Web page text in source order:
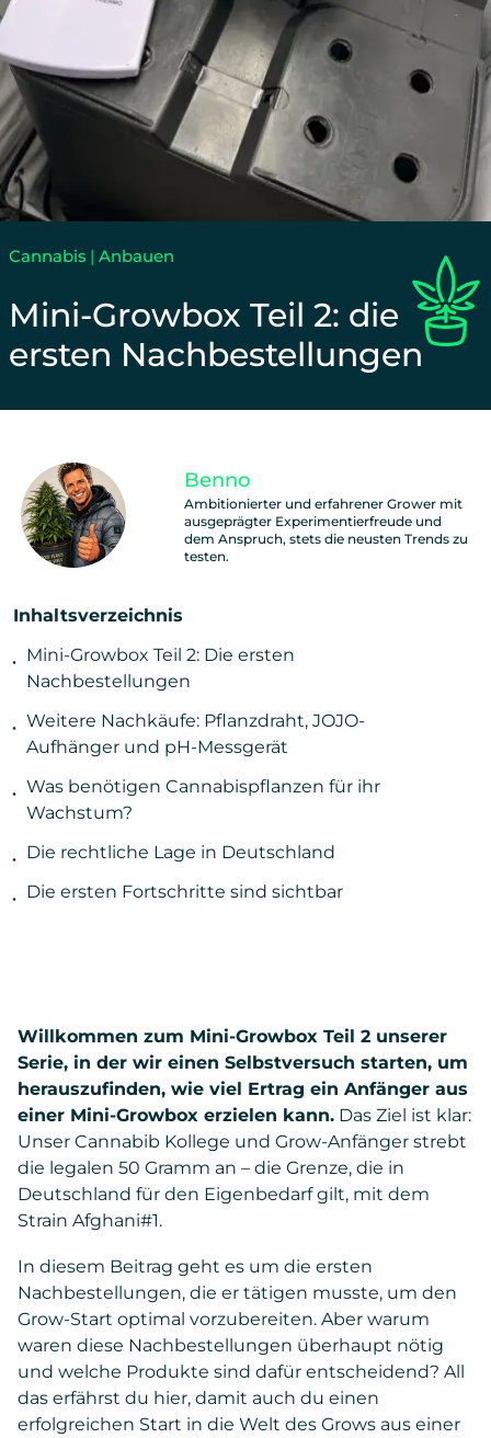
Cannabis | Anbauen
Mini-Growbox Teil 2: die
ersten Nachbestellungen
Inhaltsverzeichnis
Mini-Growbox Teil 2: Die ersten
Nachbestellungen
Weitere Nachkäufe: Pflanzdraht, JOJO-
Aufhänger und pH-Messgerät
Was benötigen Cannabispflanzen für ihr
Wachstum?
Die rechtliche Lage in Deutschland
Die ersten Fortschritte sind sichtbar
Benno
Ambitionierter und erfahrener Grower mit
ausgeprägter Experimentierfreude und
dem Anspruch, stets die neusten Trends zu
testen.
Unterstütze unsere Arbeit und teile diesen Beitrag
Willkommen zum Mini-Growbox Teil 2 unserer
Serie, in der wir einen Selbstversuch starten, um
herauszufinden, wie viel Ertrag ein Anfänger aus
einer Mini-Growbox erzielen kann. Das Ziel ist klar:
Unser Cannabib Kollege und Grow-Anfänger strebt
die legalen 50 Gramm an – die Grenze, die in
Deutschland für den Eigenbedarf gilt, mit dem
Strain Afghani#1.
In diesem Beitrag geht es um die ersten
Nachbestellungen, die er tätigen musste, um den
Grow-Start optimal vorzubereiten. Aber warum
waren diese Nachbestellungen überhaupt nötig
und welche Produkte sind dafür entscheidend? All
das erfährst du hier, damit auch du einen
erfolgreichen Start in die Welt des Grows aus einer